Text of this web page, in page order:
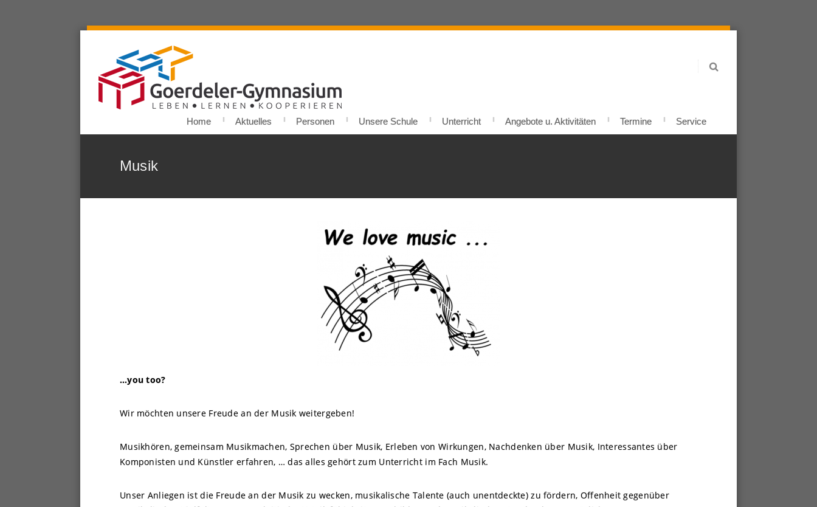
Home Aktuelles Personen Unsere Schule Unterricht Angebote u. Aktivitäten Termine Service
Musik
…you too?
Wir möchten unsere Freude an der Musik weitergeben!
Musikhören, gemeinsam Musikmachen, Sprechen über Musik, Erleben von Wirkungen, Nachdenken über Musik, Interessantes über
Komponisten und Künstler erfahren, …das alles gehört zum Unterricht im Fach Musik.
Unser Anliegen ist die Freude an der Musik zu wecken, musikalische Talente (auch unentdeckte) zu fördern, Offenheit gegenüber